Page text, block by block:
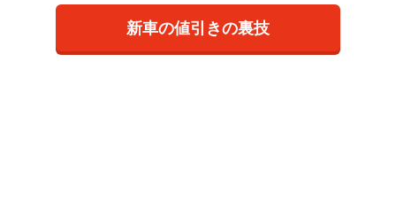
新車の値引きの裏技